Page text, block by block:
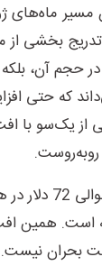
مسیر
بخشی از
حجم آن،
که حتی
از یک‌سو با
نفت برنت که
گرفته است.
بحران